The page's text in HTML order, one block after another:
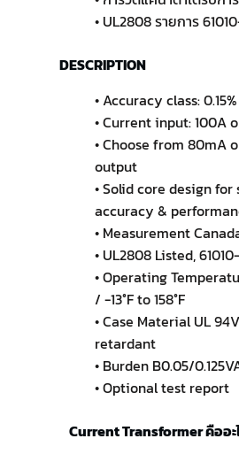
• UL2808 รายการ
DESCRIPTION
• Accuracy class: 0.15%
• Current input: 100A
• Choose from 80mA
output
• Solid core design
accuracy &
• Measurement
• UL2808 Listed,
• Operating
/ -13°F to 158°F
• Case Material UL
retardant
• Burden B0.05/
• Optional test report
Current Transformer คืออะ